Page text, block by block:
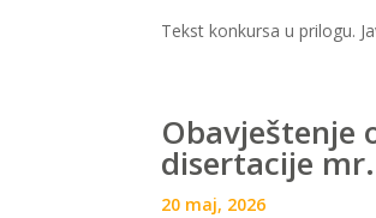
Tekst konkursa u prilogu.
Obavještenje
disertacije
20 maj, 2026